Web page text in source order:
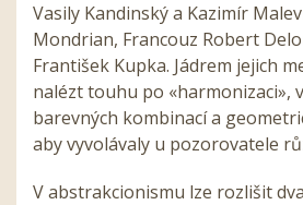
Vasily Kandinský a Kazimír
Mondrian, Francouz Robert
František Kupka. Jádrem jejich
nalézt touhu po «harmonizaci»,
barevných kombinací a
aby vyvolávaly u pozorovatele
V abstrakcionismu lze rozlišit